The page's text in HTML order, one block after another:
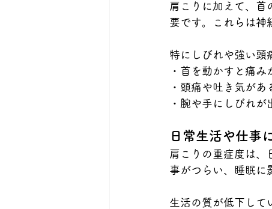
肩こりに加えて、首
要です。これらは神
特にしびれや強い頭
・首を動かすと痛み
・頭痛や吐き気があ
・腕や手にしびれが
日常生活や仕事
肩こりの重症度は、
事がつらい、睡眠に
生活の質が低下して